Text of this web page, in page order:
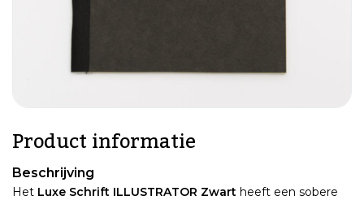
Product informatie
Beschrijving
Het Luxe Schrift ILLUSTRATOR Zwart heeft een sobere